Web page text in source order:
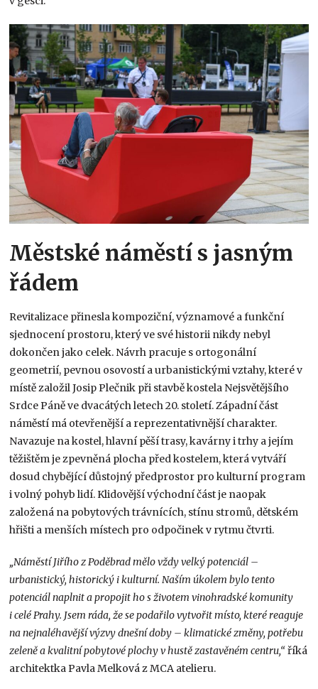
Městské náměstí s jasným
řádem
Revitalizace přinesla kompoziční, významové a funkční
sjednocení prostoru, který ve své historii nikdy nebyl
dokončen jako celek. Návrh pracuje s ortogonální
geometrií, pevnou osovostí a urbanistickými vztahy, které v
místě založil Josip Plečnik při stavbě kostela Nejsvětějšího
Srdce Páně ve dvacátých letech 20. století. Západní část
náměstí má otevřenější a reprezentativnější charakter.
Navazuje na kostel, hlavní pěší trasy, kavárny i trhy a jejím
těžištěm je zpevněná plocha před kostelem, která vytváří
dosud chybějící důstojný předprostor pro kulturní program
i volný pohyb lidí. Klidovější východní část je naopak
založená na pobytových trávnících, stínu stromů, dětském
hřišti a menších místech pro odpočinek v rytmu čtvrti.
„Náměstí Jiřího z Poděbrad mělo vždy velký potenciál –
urbanistický, historický i kulturní. Naším úkolem bylo tento
potenciál naplnit a propojit ho s životem vinohradské komunity
i celé Prahy. Jsem ráda, že se podařilo vytvořit místo, které reaguje
na nejnaléhavější výzvy dnešní doby – klimatické změny, potřebu
zeleně a kvalitní pobytové plochy v hustě zastavěném centru,“říká
architektka Pavla Melková z MCA atelieru.